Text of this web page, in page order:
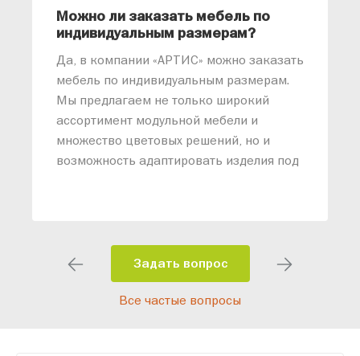
Можно ли заказать мебель по
индивидуальным размерам?
Да, в компании «АРТИС» можно заказать
мебель по индивидуальным размерам.
Мы предлагаем не только широкий
ассортимент модульной мебели и
множество цветовых решений, но и
возможность адаптировать изделия под
помещения и личные пожелания.
Благодаря современному
высокотехнологичному оборудованию
Задать вопрос
Все частые вопросы